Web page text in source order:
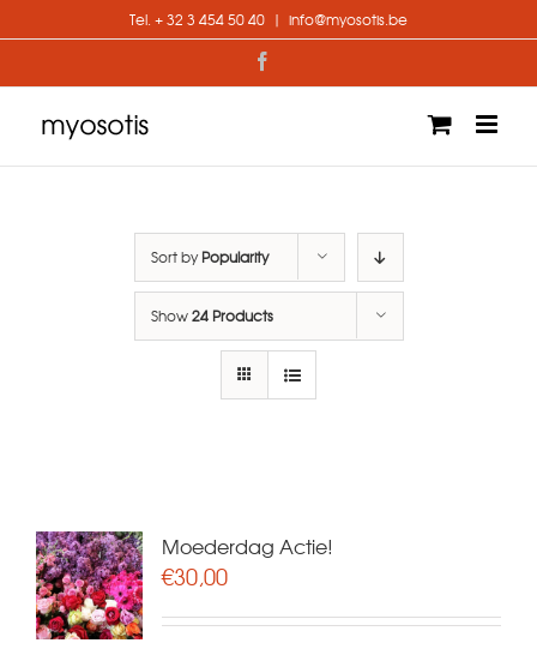
to
Tel. + 32 3 454 50 40 | info@myosotis.be
Sort byPopularity
Show24 Products
Moederdag Actie!
€30,00